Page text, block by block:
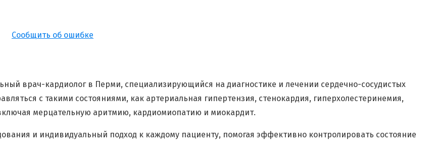
Сообщить об ошибке
врач-кардиолог в Перми, специализирующийся на диагностике и лечении сердечно-сосудистых
с такими состояниями, как артериальная гипертензия, стенокардия, гиперхолестеринемия,
мерцательную аритмию, кардиомиопатию и миокардит.
и индивидуальный подход к каждому пациенту, помогая эффективно контролировать состояние